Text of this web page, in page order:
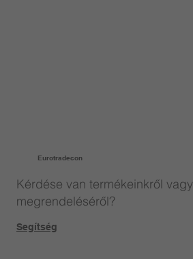
Eurotradecon
Kérdése van termékeinkről vagy
megrendeléséről?
Segítség